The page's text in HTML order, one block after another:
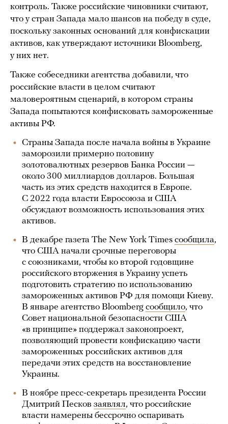
контроль. Также российские чиновники считают,
что у стран Запада мало шансов на победу в суде,
поскольку законных оснований для конфискации
активов, как утверждают источники Bloomberg,
у них нет.
Также собеседники агентства добавили, что
российские власти в целом считают
маловероятным сценарий, в котором страны
Запада попытаются конфисковать замороженные
активы РФ.
Страны Запада после начала войны в Украине
заморозили примерно половину
золотовалютных резервов Банка России —
около 300 миллиардов долларов. Большая
часть из этих средств находится в Европе.
С 2022 года власти Евросоюза и США
обсуждают возможность использования этих
активов.
В декабре газета The New York Times сообщила,
что США начали срочные переговоры
с союзниками, чтобы ко второй годовщине
российского вторжения в Украину успеть
подготовить стратегию по использованию
замороженных активов РФ для помощи Киеву.
В январе агентство Bloomberg сообщило, что
Совет национальной безопасности США
«в принципе» поддержал законопроект,
позволяющий провести конфискацию части
замороженных российских активов для
передачи этих средств на восстановление
Украины.
В ноябре пресс-секретарь президента России
Дмитрий Песков заявлял, что российские
власти намерены бессрочно оспаривать